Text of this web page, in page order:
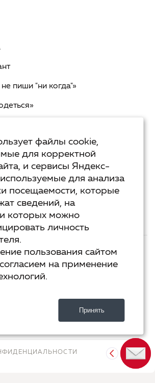
пиши "ни когда"»
мне отвечают»
в своем городе
CLOUD
файлы cookie,
для корректной
и сервисы Яндекс-
для анализа
посещаемости, которые
сведений, на
которых можно
личность
пользования сайтом
на применение
Принять